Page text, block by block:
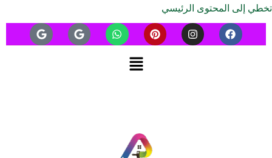
تخطي إلى المحتوى الرئيسي